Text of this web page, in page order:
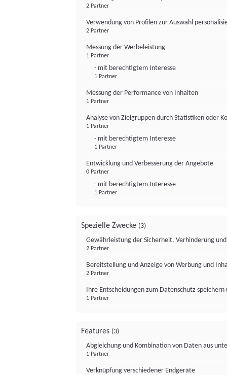
2 Partner
Verwendung von Profilen zur Auswahl
2 Partner
Messung der Werbeleistung
1 Partner
- mit berechtigtem Interesse
1 Partner
Messung der Performance von Inhalten
1 Partner
Analyse von Zielgruppen durch Statistiken oder
1 Partner
- mit berechtigtem Interesse
1 Partner
Entwicklung und Verbesserung der Angebote
0 Partner
- mit berechtigtem Interesse
1 Partner
Spezielle Zwecke (3)
Gewährleistung der Sicherheit, Verhinderung
2 Partner
Bereitstellung und Anzeige von Werbung und
2 Partner
Ihre Entscheidungen zum Datenschutz
1 Partner
Features (3)
Abgleichung und Kombination von Daten aus
1 Partner
Verknüpfung verschiedener Endgeräte